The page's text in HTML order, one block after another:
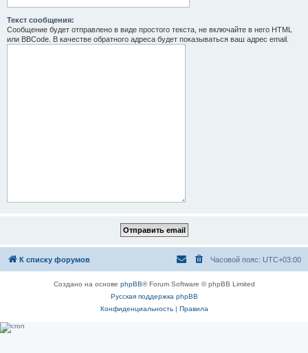
Текст сообщения:
Сообщение будет отправлено в виде простого текста, не включайте в него HTML
или BBCode. В качестве обратного адреса будет показываться ваш адрес email.
К списку форумов Часовой пояс: UTC+03:00
Создано на основе phpBB® Forum Software © phpBB Limited
Русская поддержка phpBB
Конфиденциальность| Правила